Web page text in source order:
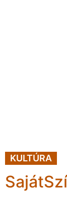
KULTÚRA